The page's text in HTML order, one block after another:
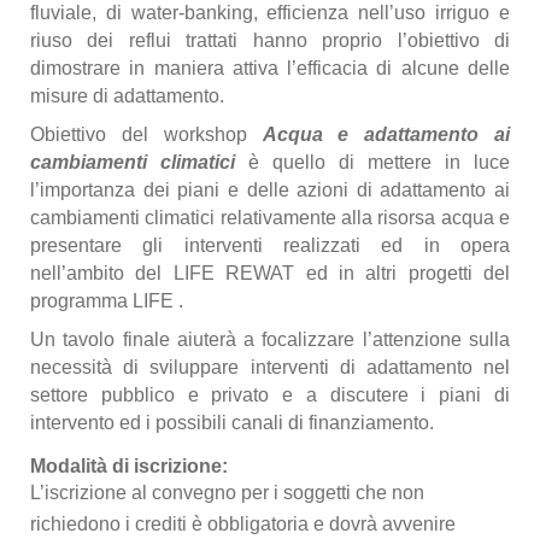
fluviale, di water-banking, efficienza nell’uso irriguo e
riuso dei reflui trattati hanno proprio l’obiettivo di
dimostrare in maniera attiva l’efficacia di alcune delle
misure di adattamento.
Obiettivo del workshop Acqua e adattamento ai
cambiamenti climatici è quello di mettere in luce
l’importanza dei piani e delle azioni di adattamento ai
cambiamenti climatici relativamente alla risorsa acqua e
presentare gli interventi realizzati ed in opera
nell’ambito del LIFE REWAT ed in altri progetti del
programma LIFE .
Un tavolo finale aiuterà a focalizzare l’attenzione sulla
necessità di sviluppare interventi di adattamento nel
settore pubblico e privato e a discutere i piani di
intervento ed i possibili canali di finanziamento.
Modalità di iscrizione:
L’iscrizione al convegno per i soggetti che non
richiedono i crediti è obbligatoria e dovrà avvenire